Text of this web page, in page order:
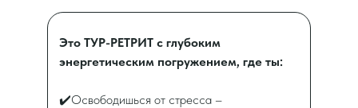
Это ТУР-РЕТРИТ с глубоким
энергетическим погружением, где ты:
✔️Освободишься от стресса –